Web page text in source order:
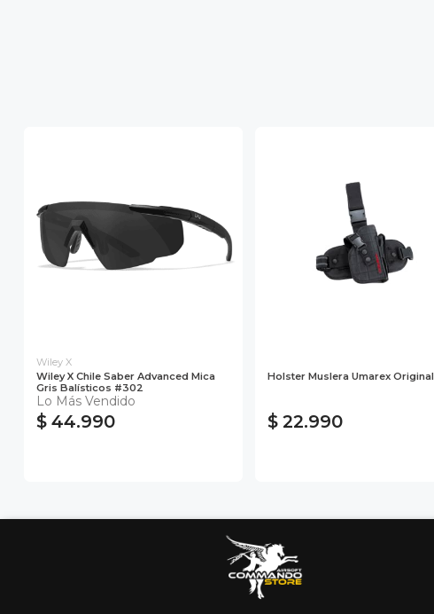
Wiley X
Wiley X Chile Saber Advanced Mica
Gris Balísticos #302
Lo Más Vendido
$ 44.990
Holster Muslera Umarex Original
$ 22.990